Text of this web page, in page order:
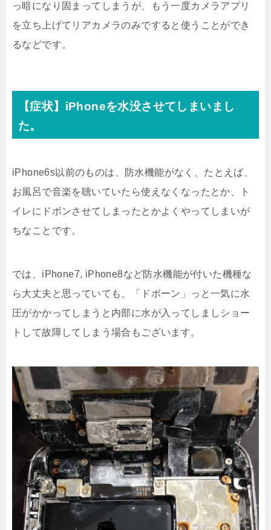
っ暗になり固まってしまうが、もう一度カメラアプリ
を立ち上げてリアカメラのみですると使うことができ
るなどです。
【症状】iPhoneを水没させてしまいまし
た。
iPhone6s以前のものは、防水機能がなく、たとえば、
お風呂で音楽を聴いていたら使えなくなったとか、ト
イレにドボンさせてしまったとかよくやってしまいが
ちなことです。
では、iPhone7, iPhone8など防水機能が付いた機種な
ら大丈夫と思っていても、「ドボーン」っと一気に水
圧がかかってしまうと内部に水が入ってしましショー
トして故障してしまう場合もございます。